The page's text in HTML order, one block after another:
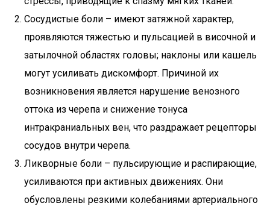
Сосудистые боли – имеют затяжной характер,
проявляются тяжестью и пульсацией в височной и
затылочной областях головы; наклоны или кашель
могут усиливать дискомфорт. Причиной их
возникновения является нарушение венозного
оттока из черепа и снижение тонуса
интракраниальных вен, что раздражает рецепторы
сосудов внутри черепа.
Ликворные боли – пульсирующие и распирающие,
усиливаются при активных движениях. Они
обусловлены резкими колебаниями артериального